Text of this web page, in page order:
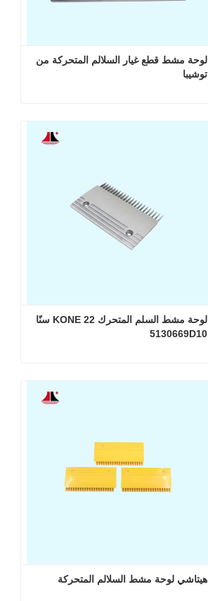
توشيبا
لوحة مشط قطع غيار السلالم المتحركة من توشيبا
5130669D10
لوحة مشط السلم المتحرك KONE 22 سنًا 5130669D10
هيتاشي لوحة مشط السلالم المتحركة